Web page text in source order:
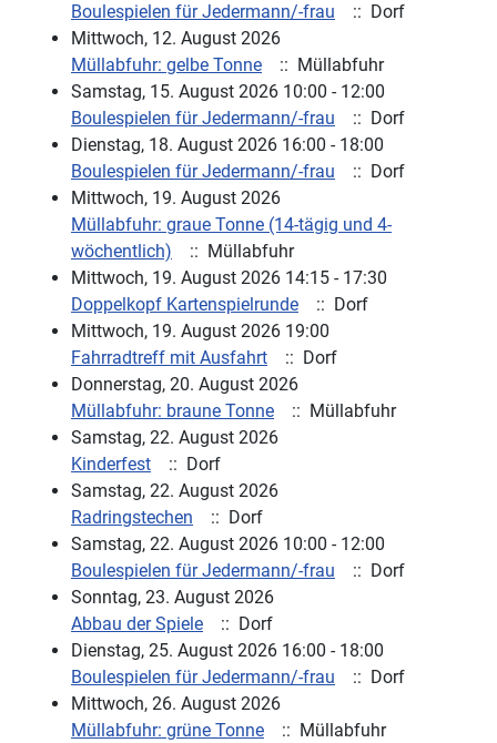
Boulespielen für Jedermann/-frau
:: Dorf
Mittwoch, 12. August 2026
Müllabfuhr: gelbe Tonne
:: Müllabfuhr
Samstag, 15. August 2026 10:00 - 12:00
Boulespielen für Jedermann/-frau
:: Dorf
Dienstag, 18. August 2026 16:00 - 18:00
Boulespielen für Jedermann/-frau
:: Dorf
Mittwoch, 19. August 2026
Müllabfuhr: graue Tonne (14-tägig und 4-
wöchentlich)
:: Müllabfuhr
Mittwoch, 19. August 2026 14:15 - 17:30
Doppelkopf Kartenspielrunde
:: Dorf
Mittwoch, 19. August 2026 19:00
Fahrradtreff mit Ausfahrt
:: Dorf
Donnerstag, 20. August 2026
Müllabfuhr: braune Tonne
:: Müllabfuhr
Samstag, 22. August 2026
Kinderfest
:: Dorf
Samstag, 22. August 2026
Radringstechen
:: Dorf
Samstag, 22. August 2026 10:00 - 12:00
Boulespielen für Jedermann/-frau
:: Dorf
Sonntag, 23. August 2026
Abbau der Spiele
:: Dorf
Dienstag, 25. August 2026 16:00 - 18:00
Boulespielen für Jedermann/-frau
:: Dorf
Mittwoch, 26. August 2026
Müllabfuhr: grüne Tonne
:: Müllabfuhr